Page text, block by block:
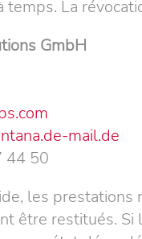
temps. La
GmbH
mail.de
44 50
les
être restitués.